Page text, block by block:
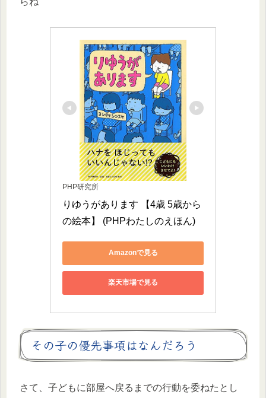
PHP研究所
りゆうがあります 【4歳 5歳から
の絵本】 (PHPわたしのえほん)
Amazonで見る
楽天市場で見る
その子の優先事項はなんだろう
さて、子どもに部屋へ戻るまでの行動を委ねたとし